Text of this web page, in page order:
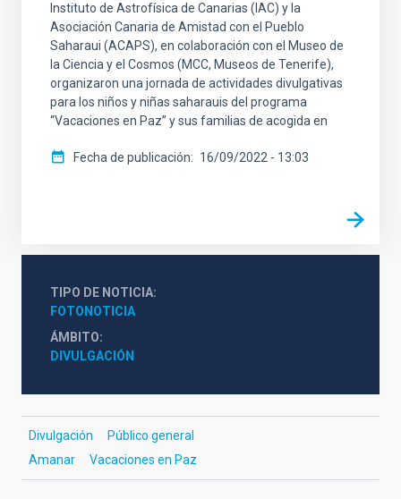
Instituto de Astrofísica de Canarias (IAC) y la
Asociación Canaria de Amistad con el Pueblo
Saharaui (ACAPS), en colaboración con el Museo de
la Ciencia y el Cosmos (MCC, Museos de Tenerife),
organizaron una jornada de actividades divulgativas
para los niños y niñas saharauis del programa
“Vacaciones en Paz” y sus familias de acogida en
Fecha de publicación 16/09/2022 - 13:03
TIPO DE NOTICIA
FOTONOTICIA
ÁMBITO
DIVULGACIÓN
Divulgación
Público general
Amanar
Vacaciones en Paz